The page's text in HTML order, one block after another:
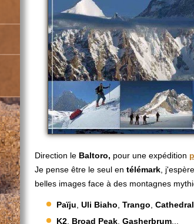
Direction le Baltoro, pour une expédition
Je pense être le seul en télémark ,
belles images face à des montagnes
Païju Uli Biaho Trango Cathedral
K2 Broad Peak Gasherbrum